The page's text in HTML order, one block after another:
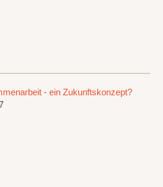
- ein Zukunftskonzept?